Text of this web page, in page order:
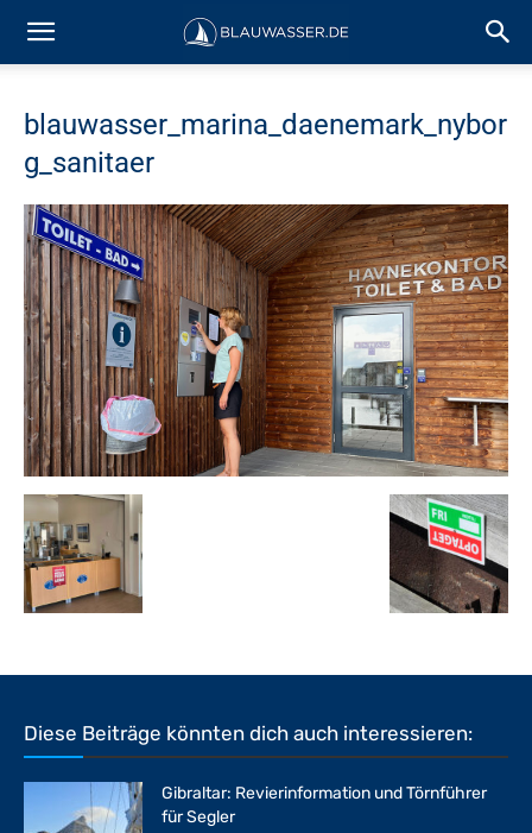
blauwasser_marina_daenemark_nybor
g_sanitaer
Diese Beiträge könnten dich auch interessieren:
Gibraltar: Revierinformation und Törnführer
für Segler